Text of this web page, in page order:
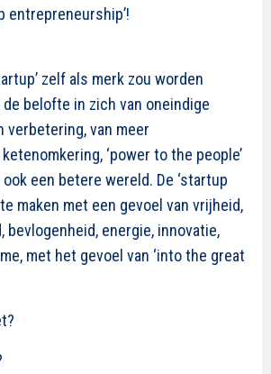
entrepreneurship’!
zelf als merk zou worden
belofte in zich van oneindige
verbetering, van meer
‘power to the people’
een betere wereld. De ‘startup
maken met een gevoel van vrijheid,
bevlogenheid, energie, innovatie,
met het gevoel van ‘into the great